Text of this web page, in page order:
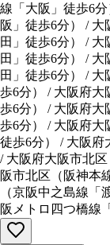
線「大阪」徒歩6分
阪」徒歩6分） / 大
田」徒歩6分） / 大
田」徒歩6分） / 大
田」徒歩6分） / 大
歩6分） / 大阪府大
歩6分） / 大阪府大
歩6分） / 大阪府大
徒歩6分） / 大阪府
/ 大阪府大阪市北区
阪市北区 （ 阪神本
（京阪中之島線「
阪メトロ四つ橋線